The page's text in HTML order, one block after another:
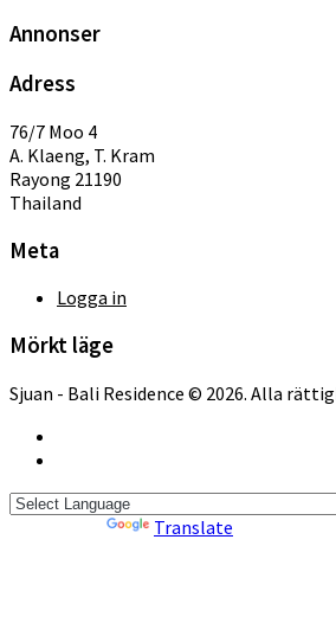
Annonser
Adress
76/7 Moo 4
A. Klaeng, T. Kram
Rayong 21190
Thailand
Meta
Logga in
Mörkt läge
Sjuan - Bali Residence © 2026. Alla
Translate